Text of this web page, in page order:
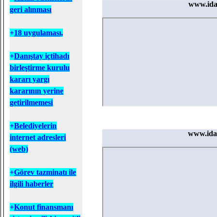
geri alınması
+18 uygulaması,
+Danıştay içtihadı
birleştirme kurulu
kararı yargı
kararının yerine
getirilmemesi
+Belediyelerin
internet adresleri
(web)
+Görev tazminatı ile
ilgili haberler
+Konut finansmanı
[2012-11-29 00:34:13]
Özel parselasyondaki umumi